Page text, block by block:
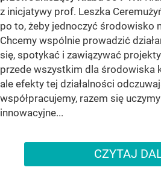
z inicjatywy prof. Leszka
po to, żeby jednoczyć środowisko
Chcemy wspólnie prowadzić
się, spotykać i zawiązywać
przede wszystkim dla środowiska
ale efekty tej działalności
współpracujemy, razem się
innowacyjne...
CZYTAJ